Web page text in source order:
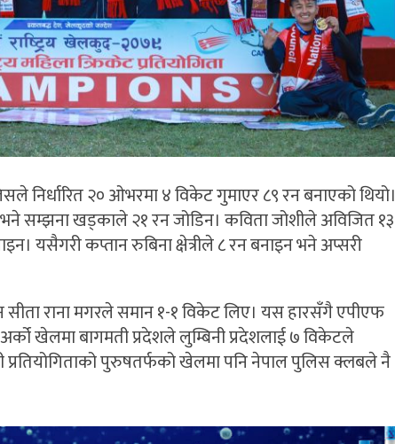
निर्धारित २० ओभरमा ४ विकेट गुमाएर ८९ रन बनाएको थियो।
सम्झना खड्काले २१ रन जोडिन। कविता जोशीले अविजित १३
यसैगरी कप्तान रुबिना क्षेत्रीले ८ रन बनाइन भने अप्सरी
सीता राना मगरले समान १-१ विकेट लिए। यस हारसँगै एपीएफ
खेलमा बागमती प्रदेशले लुम्बिनी प्रदेशलाई ७ विकेटले
प्रतियोगिताको पुरुषतर्फको खेलमा पनि नेपाल पुलिस क्लबले नै